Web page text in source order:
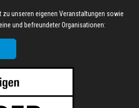
zu unseren eigenen Veranstaltungen sowie
und befreundeter Organisationen: